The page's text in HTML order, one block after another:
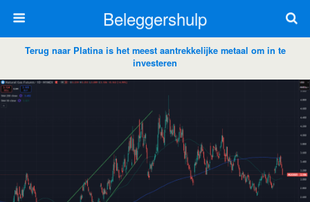
Beleggershulp
Terug naar Platina is het meest aantrekkelijke metaal om in te
investeren